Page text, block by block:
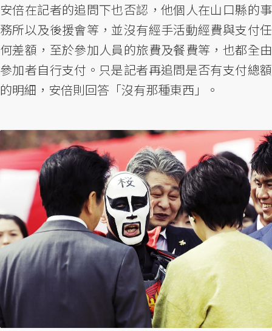
安倍在記者的追問下也否認，他個人在山口縣的事
務所以及後援會等，並沒有經手活動經費與支付任
何差額，至於參加人員的旅費及餐費等，也都全由
參加者自行支付。只是記者再追問是否有支付總額
的明細，安倍則回答「沒有那種東西」。